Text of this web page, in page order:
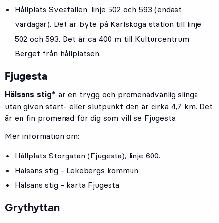
Hållplats Sveafallen, linje 502 och 593 (endast
vardagar). Det är byte på Karlskoga station till linje
502 och 593. Det är ca 400 m till Kulturcentrum
Berget från hållplatsen.
Fjugesta
Hälsans stig* är en trygg och promenadvänlig slinga
utan given start- eller slutpunkt den är cirka 4,7 km. Det
är en fin promenad för dig som vill se Fjugesta.
Mer information om:
Hållplats Storgatan (Fjugesta), linje 600.
Hälsans stig - Lekebergs kommun
Hälsans stig - karta Fjugesta
Grythyttan